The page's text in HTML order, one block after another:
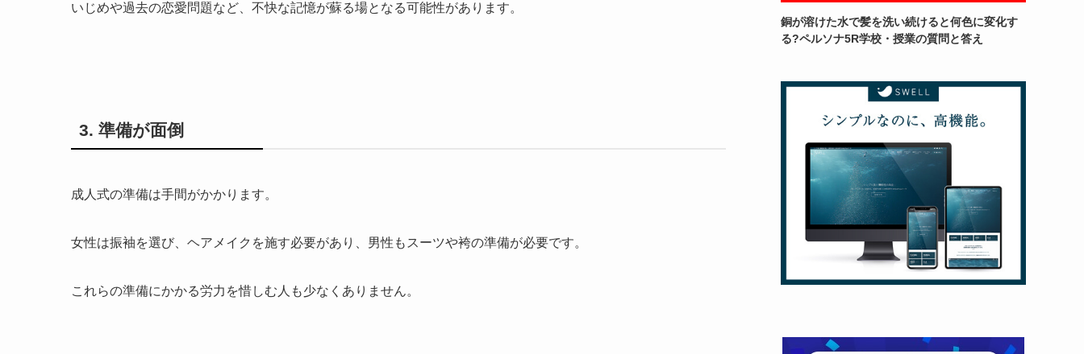
いじめや過去の恋愛問題など、不快な記憶が蘇る場となる可能性があります。
3. 準備が面倒
成人式の準備は手間がかかります。
女性は振袖を選び、ヘアメイクを施す必要があり、男性もスーツや袴の準備が必要です。
これらの準備にかかる労力を惜しむ人も少なくありません。
銅が溶けた水で髪を洗い続けると何色に変化す
る?ペルソナ5R学校・授業の質問と答え